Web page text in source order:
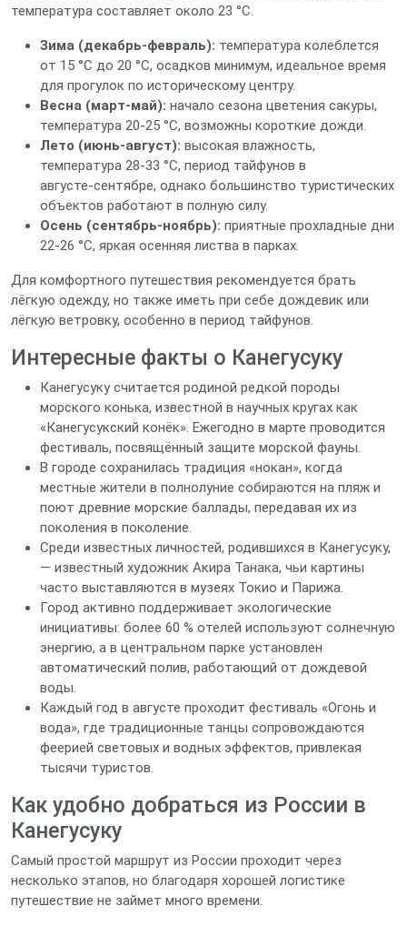
температура составляет около 23 °C.
Зима (декабрь‑февраль): температура колеблется
от 15 °C до 20 °C, осадков минимум, идеальное время
для прогулок по историческому центру.
Весна (март‑май): начало сезона цветения сакуры,
температура 20‑25 °C, возможны короткие дожди.
Лето (июнь‑август): высокая влажность,
температура 28‑33 °C, период тайфунов в
августе‑сентябре, однако большинство туристических
объектов работают в полную силу.
Осень (сентябрь‑ноябрь): приятные прохладные дни
22‑26 °C, яркая осенняя листва в парках.
Для комфортного путешествия рекомендуется брать
лёгкую одежду, но также иметь при себе дождевик или
лёгкую ветровку, особенно в период тайфунов.
Интересные факты о Канегусуку
Канегусуку считается родиной редкой породы
морского конька, известной в научных кругах как
«Канегусукский конёк». Ежегодно в марте проводится
фестиваль, посвящённый защите морской фауны.
В городе сохранилась традиция «нокан», когда
местные жители в полнолуние собираются на пляж и
поют древние морские баллады, передавая их из
поколения в поколение.
Среди известных личностей, родившихся в Канегусуку,
— известный художник Акира Танака, чьи картины
часто выставляются в музеях Токио и Парижа.
Город активно поддерживает экологические
инициативы: более 60 % отелей используют солнечную
энергию, а в центральном парке установлен
автоматический полив, работающий от дождевой
воды.
Каждый год в августе проходит фестиваль «Огонь и
вода», где традиционные танцы сопровождаются
феерией световых и водных эффектов, привлекая
тысячи туристов.
Как удобно добраться из России в
Канегусуку
Самый простой маршрут из России проходит через
несколько этапов, но благодаря хорошей логистике
путешествие не займет много времени.